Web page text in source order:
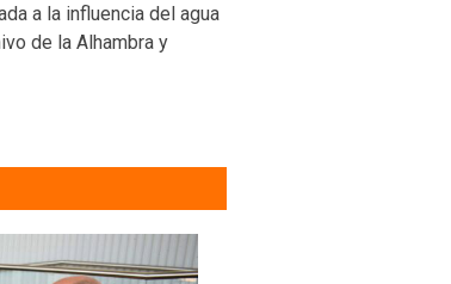
a la influencia del agua
de la Alhambra y